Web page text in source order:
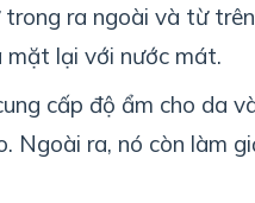
ra ngoài và từ
mặt lại với nước mát.
cấp độ ẩm cho da
Ngoài ra, nó còn làm